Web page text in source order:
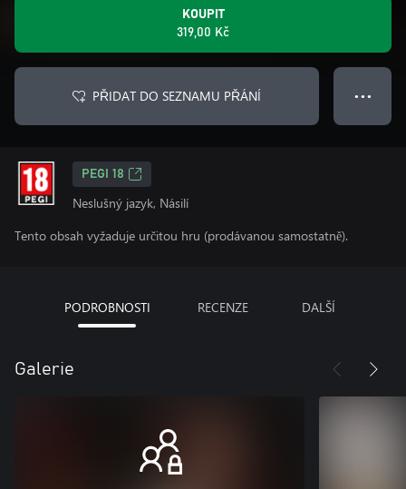
KOUPIT
319,00 Kč
PŘIDAT DO SEZNAMU PŘÁNÍ ● ● ●
PEGI 18
Neslušný jazyk, Násilí
Tento obsah vyžaduje určitou hru (prodávanou samostatně).
PODROBNOSTI RECENZE DALŠÍ
Galerie